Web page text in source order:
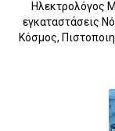
Ηλεκτρολόγος
εγκαταστάσεις
Κόσμος,
5